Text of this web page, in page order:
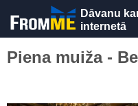
Dāvanu
internetā
Piena muiža -